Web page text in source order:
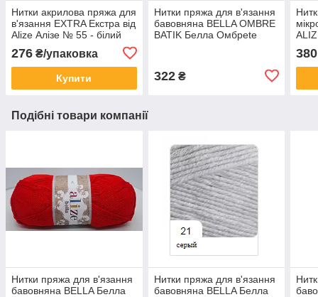
Нитки акрилова пряжа для
в'язання EXTRA Екстра від
Alize Алізе № 55 - білий
276 ₴/упаковка
Купити
Нитки пряжа для в'язання
бавовняна BELLA OMBRE
BATIK Белла Омбреtе
322₴
380
Подібні товари компанії
Нитки пряжа для в'язання
бавовняна BELLA Белла
Нитки пряжа для в'язання
бавовняна BELLA Белла